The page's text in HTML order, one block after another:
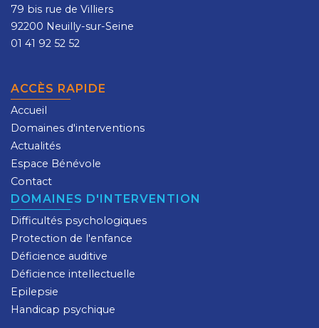
79 bis rue de Villiers
92200 Neuilly-sur-Seine
01 41 92 52 52
ACCÈS RAPIDE
Accueil
Domaines d'interventions
Actualités
Espace Bénévole
Contact
DOMAINES D'INTERVENTION
Difficultés psychologiques
Protection de l'enfance
Déficience auditive
Déficience intellectuelle
Epilepsie
Handicap psychique